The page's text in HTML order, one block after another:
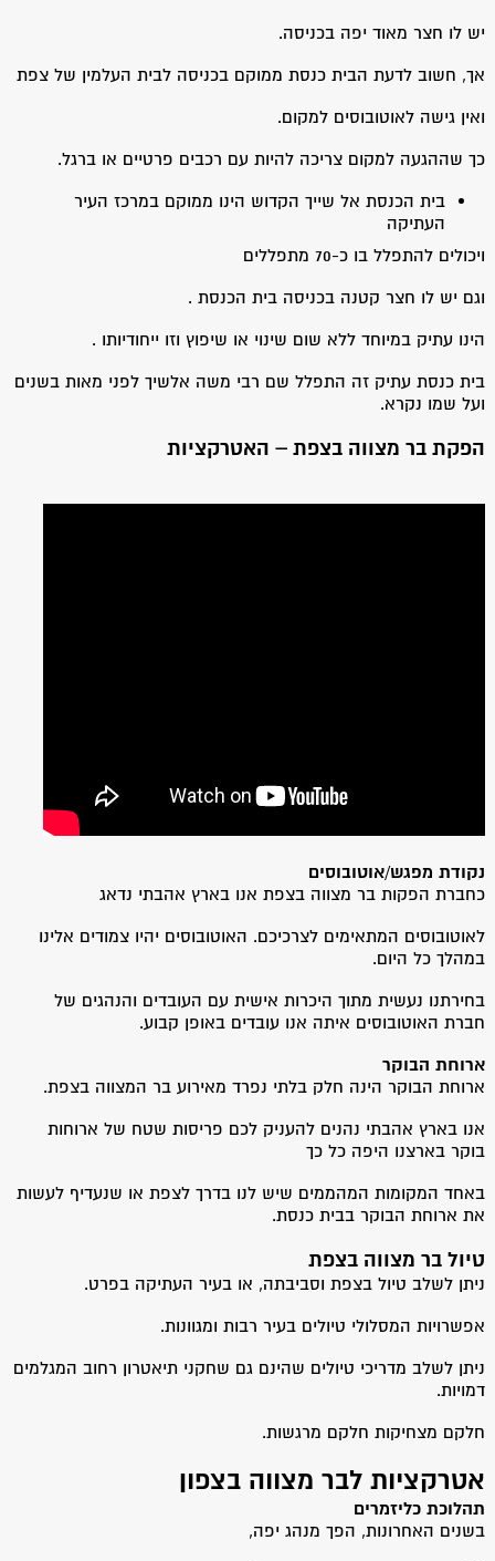
יש לו חצר מאוד יפה בכניסה.
אך, חשוב לדעת הבית כנסת ממוקם בכניסה לבית העלמין של צפת
ואין גישה לאוטובוסים למקום.
כך שההגעה למקום צריכה להיות עם רכבים פרטיים או ברגל.
בית הכנסת אל שייך הקדוש הינו ממוקם במרכז העיר
העתיקה
ויכולים להתפלל בו כ-70 מתפללים
וגם יש לו חצר קטנה בכניסה בית הכנסת .
הינו עתיק במיוחד ללא שום שינוי או שיפוץ וזו ייחודיותו .
בית כנסת עתיק זה התפלל שם רבי משה אלשיך לפני מאות בשנים
ועל שמו נקרא.
הפקת בר מצווה בצפת – האטרקציות
נקודת מפגש/אוטובוסים
כחברת הפקות בר מצווה בצפת אנו בארץ אהבתי נדאג
לאוטובוסים המתאימים לצרכיכם. האוטובוסים יהיו צמודים אלינו
במהלך כל היום.
בחירתנו נעשית מתוך היכרות אישית עם העובדים והנהגים של
חברת האוטובוסים איתה אנו עובדים באופן קבוע.
ארוחת הבוקר
ארוחת הבוקר הינה חלק בלתי נפרד מאירוע בר המצווה בצפת.
אנו בארץ אהבתי נהנים להעניק לכם פריסות שטח של ארוחות
בוקר בארצנו היפה כל כך
באחד המקומות המהממים שיש לנו בדרך לצפת או שנעדיף לעשות
את ארוחת הבוקר בבית כנסת.
טיול בר מצווה בצפת
ניתן לשלב טיול בצפת וסביבתה, או בעיר העתיקה בפרט.
אפשרויות המסלולי טיולים בעיר רבות ומגוונות.
ניתן לשלב מדריכי טיולים שהינם גם שחקני תיאטרון רחוב המגלמים
דמויות.
חלקם מצחיקות חלקם מרגשות.
אטרקציות לבר מצווה בצפון
תהלוכת כליזמרים
בשנים האחרונות, הפך מנהג יפה,